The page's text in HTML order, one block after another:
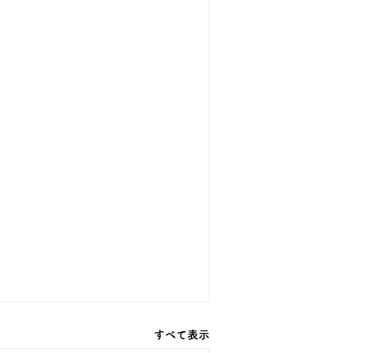
すべて表示